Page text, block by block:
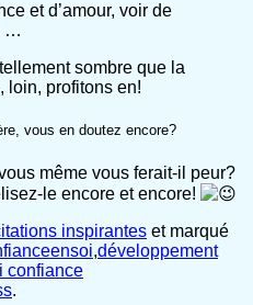
et d’amour, voir de
…
sombre que la
loin, profitons en!
vous en doutez encore?
même vous ferait-il peur?
le encore et encore!
inspirantes et marqué
,développement
confiance
.